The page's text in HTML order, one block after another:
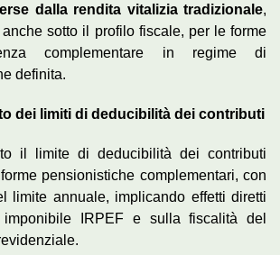
dalla rendita vitalizia tradizionale,
sotto il profilo fiscale, per le forme
complementare in regime di
definita.
dei limiti di deducibilità dei contributi
il limite di deducibilità dei contributi
pensionistiche complementari, con
limite annuale, implicando effetti diretti
IRPEF e sulla fiscalità del